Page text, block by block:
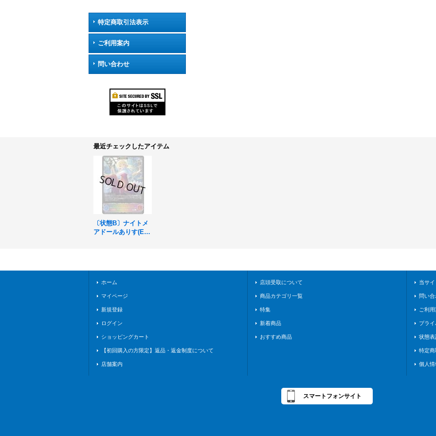
特定商取引法表示
ご利用案内
問い合わせ
最近チェックしたアイテム
〔状態B〕ナイトメ
アドールありす(EV
ホーム
マイページ
新規登録
ログイン
ショッピングカート
【初回購入の方限定】返品・返金制度について
店舗案内
店頭受取について
商品カテゴリ一覧
特集
新着商品
おすすめ商品
当サ
問い合
ご利
プラ
状態表
特定
個人
スマートフォンサイト